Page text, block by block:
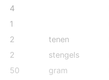
4
1
2
tenen
2
stengels
50
gram